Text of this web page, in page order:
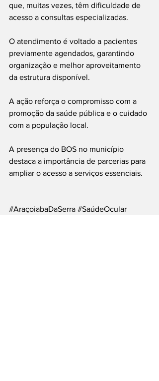
que, muitas vezes, têm dificuldade de
acesso a consultas especializadas.
O atendimento é voltado a pacientes
previamente agendados, garantindo
organização e melhor aproveitamento
da estrutura disponível.
A ação reforça o compromisso com a
promoção da saúde pública e o cuidado
com a população local.
A presença do BOS no município
destaca a importância de parcerias para
ampliar o acesso a serviços essenciais.
#AraçoiabaDaSerra #SaúdeOcular